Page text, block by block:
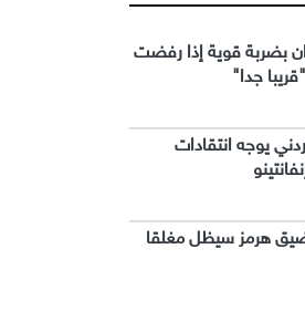
بضربة قوية إذا رفضت
جدا"
يوجه انتقادات
هرمز سيظل مغلقا